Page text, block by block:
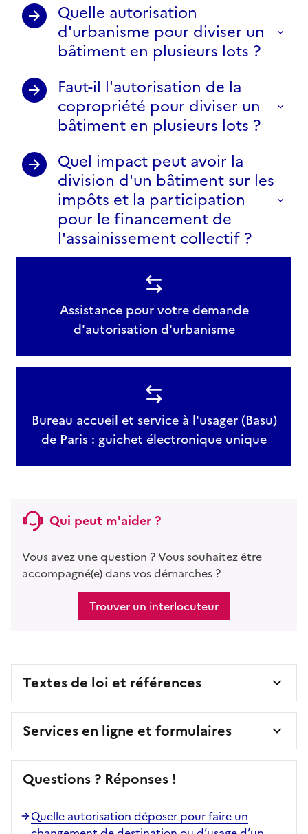
Quelle autorisation
d'urbanisme pour diviser un
bâtiment en plusieurs lots ?
Faut-il l'autorisation de la
copropriété pour diviser un
bâtiment en plusieurs lots ?
Quel impact peut avoir la
division d'un bâtiment sur les
impôts et la participation
pour le financement de
l'assainissement collectif ?
Assistance pour votre demande
d'autorisation d'urbanisme
Bureau accueil et service à l'usager (Basu)
de Paris : guichet électronique unique
Qui peut m'aider ?
Vous avez une question ? Vous souhaitez être
accompagné(e) dans vos démarches ?
Trouver un interlocuteur
Textes de loi et références
Services en ligne et formulaires
Questions ? Réponses !
Quelle autorisation déposer pour faire un